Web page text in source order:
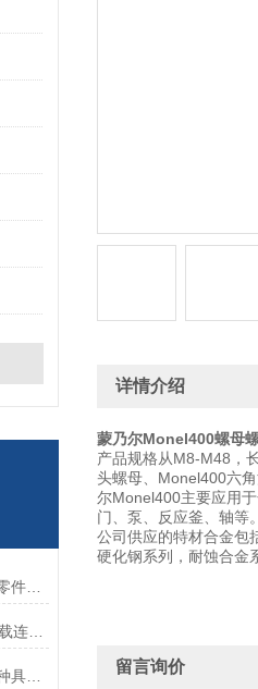
GB889六角头尼龙锁紧螺母：小零件中的大智慧
DIN 6331厚六角法兰面螺母：重载连接中的可靠紧固解决方案
GB889六角头尼龙锁紧螺母是一种具有特殊设计的螺母
详情介绍
蒙乃尔Monel400螺母
产品规格从M8-M48，
头螺母、Monel400六
尔Monel400主要应用
门、泵、反应釜、轴等
公司供应的特材合金包
硬化钢系列，耐蚀合金
留言询价